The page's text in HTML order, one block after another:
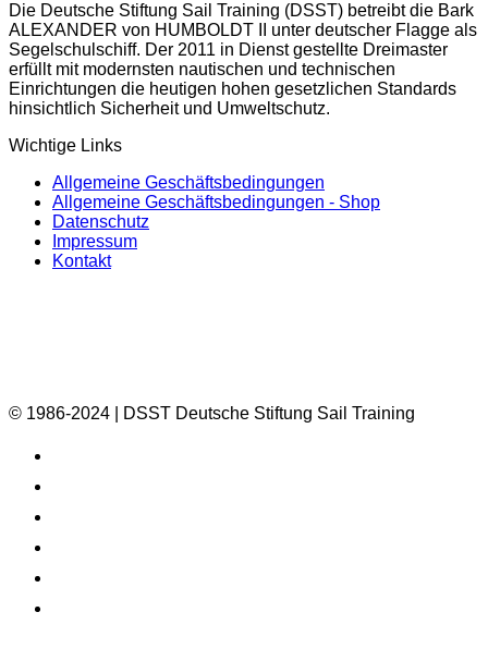
Die Deutsche Stiftung Sail Training (DSST) betreibt die Bark
ALEXANDER von HUMBOLDT II unter deutscher Flagge als
Segelschulschiff. Der 2011 in Dienst gestellte Dreimaster
erfüllt mit modernsten nautischen und technischen
Einrichtungen die heutigen hohen gesetzlichen Standards
hinsichtlich Sicherheit und Umweltschutz.
Wichtige Links
Allgemeine Geschäftsbedingungen
Allgemeine Geschäftsbedingungen - Shop
Datenschutz
Impressum
Kontakt
© 1986-2024 | DSST Deutsche Stiftung Sail Training